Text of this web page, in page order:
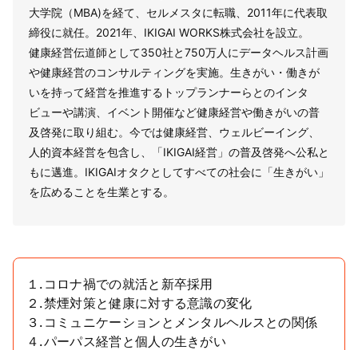
大学院（MBA)を経て、セルメスタに転職、2011年に代表取
締役に就任。2021年、IKIGAI WORKS株式会社を設立。
健康経営伝道師として350社と750万人にデータヘルス計画
や健康経営のコンサルティングを実施。生きがい・働きが
いを持って経営を推進するトップランナーらとのインタ
ビューや講演、イベント開催など健康経営や働きがいの普
及啓発に取り組む。今では健康経営、ウェルビーイング、
人的資本経営を包含し、「IKIGAI経営」の普及啓発へ公私と
もに邁進。IKIGAIオタクとしてすべての社会に「生きがい」
を広めることを生業とする。
１.コロナ禍での就活と新卒採用
２.禁煙対策と健康に対する意識の変化
３.コミュニケーションとメンタルヘルスとの関係
４.パーパス経営と個人の生きがい